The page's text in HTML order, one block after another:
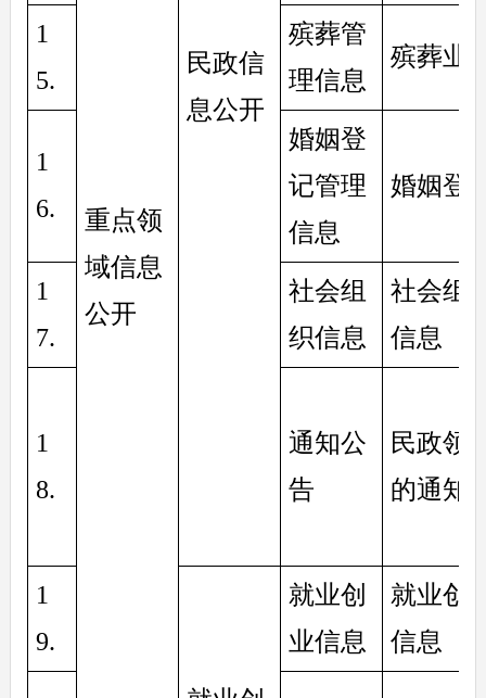
重点领
域信息
公开
民政信
息公开
1
5.
殡葬管
理信息
殡葬业
1
6.
婚姻登
记管理
信息
婚姻登
1
7.
社会组
织信息
社会组
信息
1
8.
通知公
告
民政领
的通知
1
9.
就业创
业信息
就业创
信息